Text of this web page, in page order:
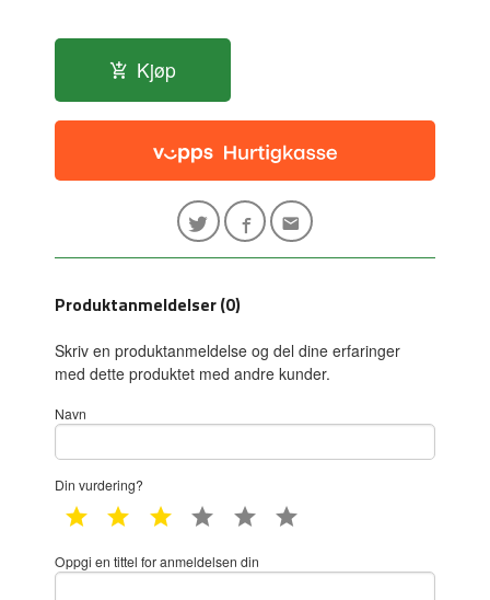
Kjøp
Produktanmeldelser (0)
Skriv en produktanmeldelse og del dine erfaringer
med dette produktet med andre kunder.
Navn
Din vurdering?
1 star 2 star 3 star 4 star 5 star
Oppgi en tittel for anmeldelsen din